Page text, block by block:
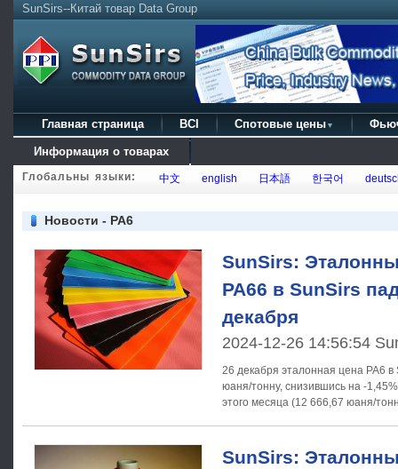
SunSirs--Китай товар Data Group
Главная страница BCI Спотовые цены ▼
Информация о товарах
Глобальны языки: 中文 english 日本語 한국어
Новости - PA6
SunSirs:
PA66 в SunSirs
декабря
2024-12-26 14:56:54
26 декабря эталонная цена PA6
юаня/тонну, снизившись на -
SunSirs: